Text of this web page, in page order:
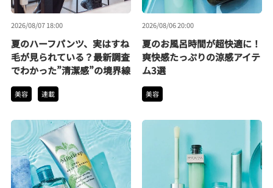
2026/08/07 18:00
夏のハーフパンツ、実はすね
毛が見られている？最新調査
でわかった”清潔感”の境界線
美容 連載
2026/08/06 20:00
夏のお風呂時間が超快適に！
爽快感たっぷりの涼感アイテ
ム3選
美容